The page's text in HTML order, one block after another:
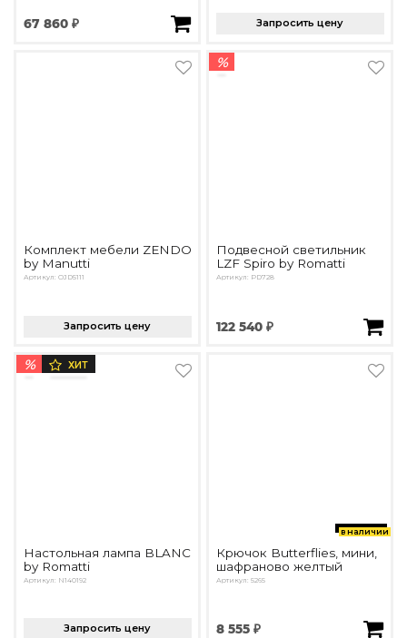
67 860 ₽ Запросить цену
Комплект мебели ZENDO
by Manutti
Артикул: OJD5111
Запросить цену
%
Подвесной светильник
LZF Spiro by Romatti
Артикул: PD728
122 540 ₽
% ХИТ
Настольная лампа BLANC
by Romatti
Артикул: N140192
Запросить цену
в наличии
Крючок Butterflies, мини,
шафраново желтый
Артикул: 5265
8 555 ₽